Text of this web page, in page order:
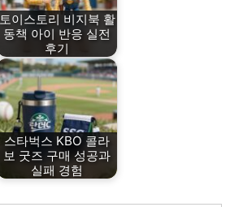
토이스토리 비지북 활
동책 아이 반응 실전
후기
스타벅스 KBO 콜라
보 굿즈 구매 성공과
실패 경험